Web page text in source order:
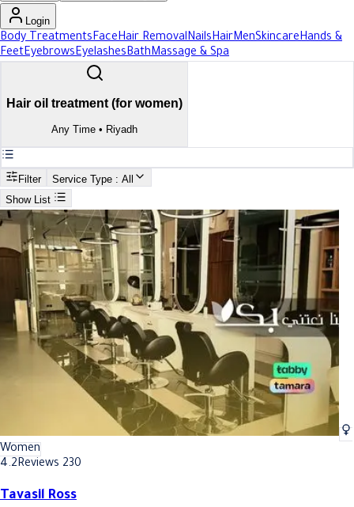
Login
Body TreatmentsFaceHair RemovalNailsHairMenSkincareHands &
FeetEyebrowsEyelashesBathMassage & Spa
Hair oil treatment (for women)
Any Time • Riyadh
Filter Service Type : All
Show List
Search
Best Hair oil treatment (for women) In Riyadh
Best Hair oil treatment (for
Women
4.2Reviews 230
Tavasil Ross